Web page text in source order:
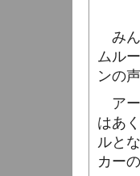
みん
ムル
ンの
アー
はあ
ルと
カー